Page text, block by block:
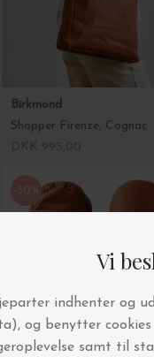
Birkmond
Shopper Firenze, Cognac
-30%